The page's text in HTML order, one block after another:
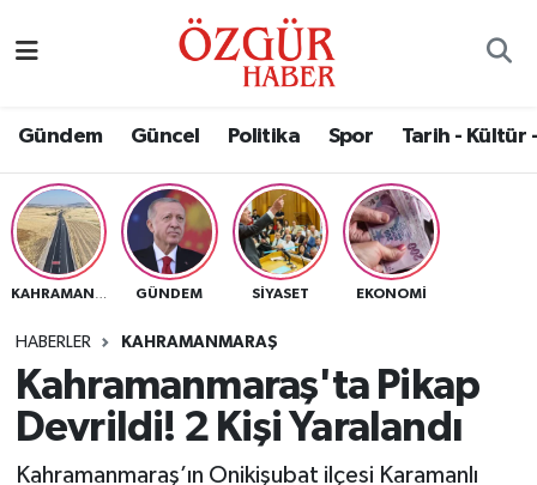
Gündem Güncel Politika Spor Tarih - Kültür
GÜNDEM SIYASET EKONOMI
HABERLER KAHRAMANMARAŞ
Kahramanmaraş'ta Pikap
Devrildi! 2 Kişi Yaralandı
Kahramanmaraş’ın Onikişubat ilçesi Karamanlı
Eğitim
Ekonomi
Güncel
Gündem
Nöbetçi Eczaneler
Namaz Vakitleri
Trafik Durumu
Süper Lig Puan Durumu ve Fikstür
Tüm Manşetler